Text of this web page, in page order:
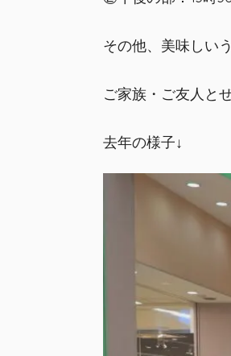
その他、美味しい
ご家族・ご友人と
去年の様子↓